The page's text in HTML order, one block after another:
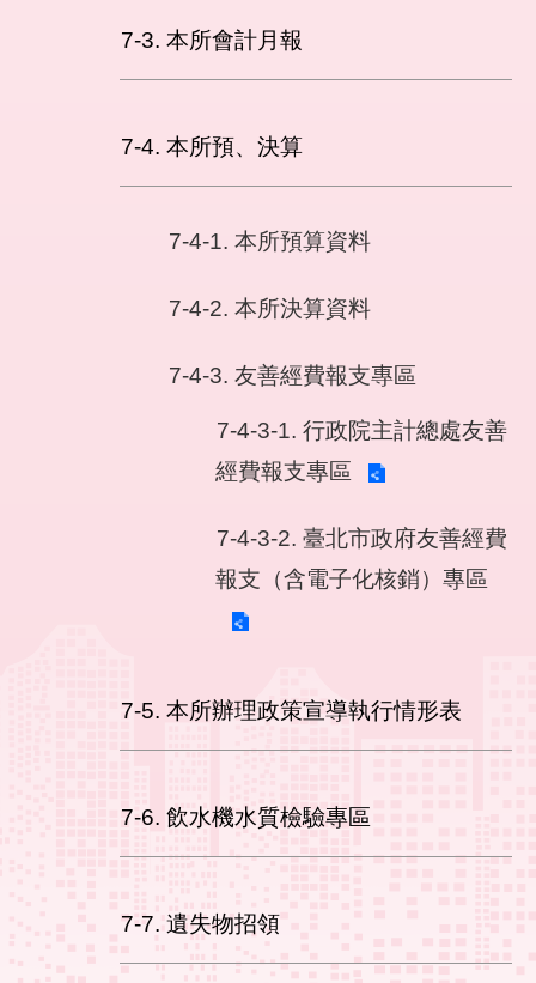
7-3. 本所會計月報
7-4. 本所預、決算
7-4-1. 本所預算資料
7-4-2. 本所決算資料
7-4-3. 友善經費報支專區
7-4-3-1. 行政院主計總處友善
經費報支專區
7-4-3-2. 臺北市政府友善經費
報支（含電子化核銷）專區
7-5. 本所辦理政策宣導執行情形表
7-6. 飲水機水質檢驗專區
7-7. 遺失物招領